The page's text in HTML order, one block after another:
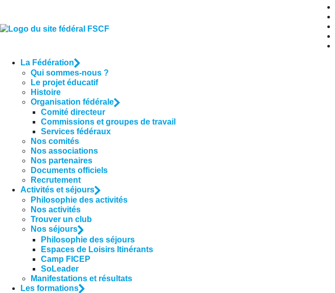
La Fédération
Qui sommes-nous ?
Le projet éducatif
Histoire
Organisation fédérale
Comité directeur
Commissions et groupes de travail
Services fédéraux
Nos comités
Nos associations
Nos partenaires
Documents officiels
Recrutement
Activités et séjours
Philosophie des activités
Nos activités
Trouver un club
Nos séjours
Philosophie des séjours
Espaces de Loisirs Itinérants
Camp FICEP
SoLeader
Manifestations et résultats
Les formations